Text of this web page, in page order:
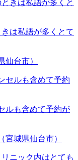
は私語が多くとて
仙台市）
ルも含めて予約が
城県仙台市）